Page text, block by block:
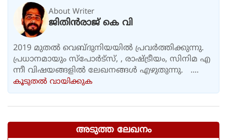
About Writer
ജിതിൻരാജ് കെ വി
2019 മുതൽ വെബ്ദുനിയയിൽ പ്രവർത്തിക്കുന്നു.
പ്രധാനമായും സ്പോർട്സ്, , രാഷ്ട്രീയം, സിനിമ എ
ന്നീ വിഷയങ്ങളിൽ ലേഖനങ്ങൾ എഴുതുന്നു. ....
കൂടുതല്‍ വായിക്കുക
അടുത്ത ലേഖനം